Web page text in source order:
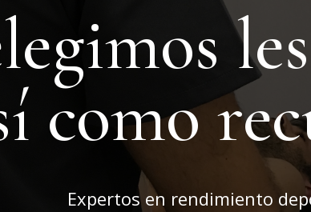
como
Expertos en rendimiento